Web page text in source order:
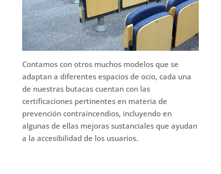
Contamos con otros muchos modelos que se
adaptan a diferentes espacios de ocio, cada una
de nuestras butacas cuentan con las
certificaciones pertinentes en materia de
prevención contraincendios, incluyendo en
algunas de ellas mejoras sustanciales que ayudan
a la accesibilidad de los usuarios.